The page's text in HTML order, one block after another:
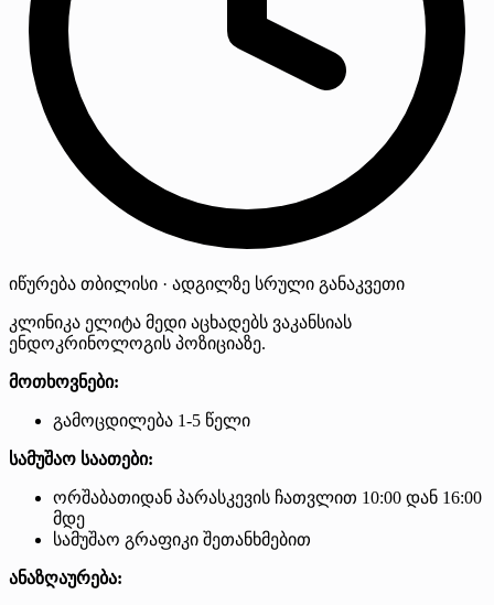
იწურება თბილისი · ადგილზე სრული განაკვეთი
კლინიკა ელიტა მედი აცხადებს ვაკანსიას
ენდოკრინოლოგის პოზიციაზე.
მოთხოვნები:
გამოცდილება 1-5 წელი
სამუშაო საათები:
ორშაბათიდან პარასკევის ჩათვლით 10:00 დან 16:00
მდე
სამუშაო გრაფიკი შეთანხმებით
ანაზღაურება: